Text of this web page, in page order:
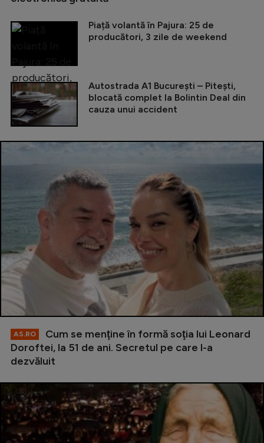
Piață volantă în Pajura: 25 de
producători, 3 zile de weekend
Autostrada A1 București – Pitești,
blocată complet la Bolintin Deal din
cauza unui accident
AS.RO
Cum se menţine în formă soţia lui Leonard
Doroftei, la 51 de ani. Secretul pe care l-a
dezvăluit